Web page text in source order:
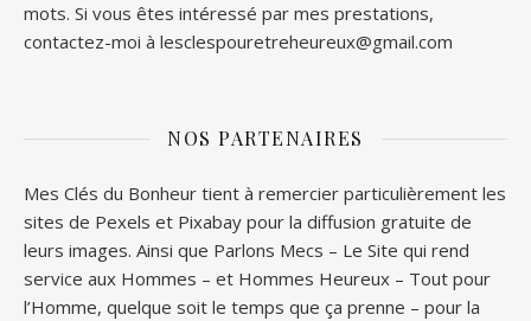
mots. Si vous êtes intéressé par mes prestations,
contactez-moi à lesclespouretreheureux@gmail.com
NOS PARTENAIRES
Mes Clés du Bonheur tient à remercier particulièrement les
sites de Pexels et Pixabay pour la diffusion gratuite de
leurs images. Ainsi que Parlons Mecs – Le Site qui rend
service aux Hommes – et Hommes Heureux – Tout pour
l’Homme, quelque soit le temps que ça prenne – pour la